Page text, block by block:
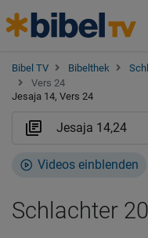
Bibel TV Bibelthek
Vers 24
Jesaja 14, Vers 24
Videos einblenden
Schlachter